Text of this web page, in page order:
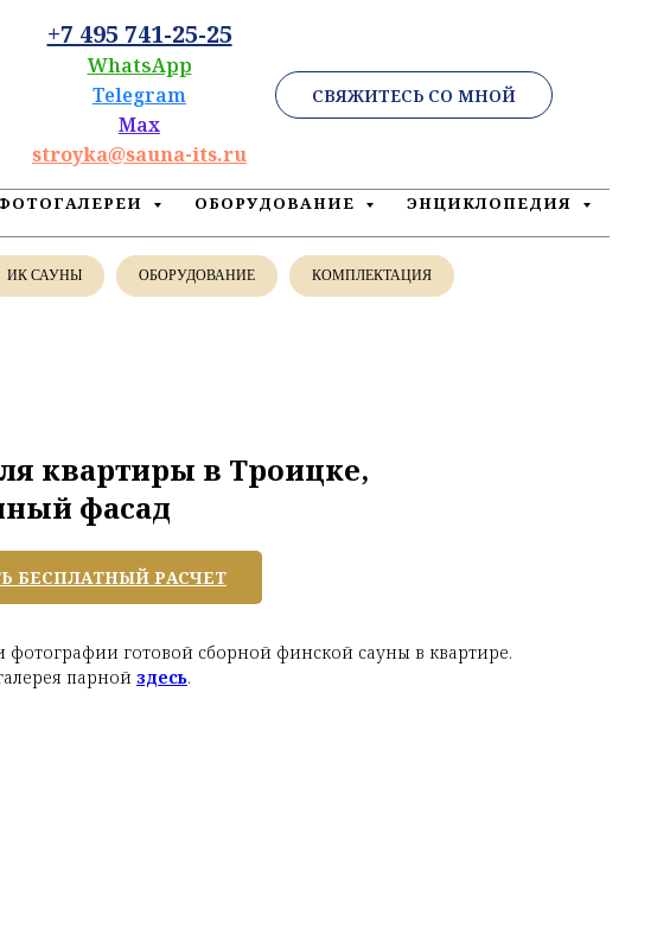
+7 495 741-25-25
WhatsApp
Telegram
Max
stroyka@sauna-its.ru
СВЯЖИТЕСЬ СО МНОЙ
ОБОРУДОВАНИЕ
ЭНЦИКЛОПЕДИЯ
ИК САУНЫ ОБОРУДОВАНИЕ КОМПЛЕКТАЦИЯ
квартиры в Троицке,
фасад
БЕСПЛАТНЫЙ РАСЧЕТ
фотографии готовой сборной финской сауны в квартире.
парной здесь.